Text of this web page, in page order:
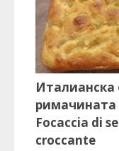
Италианска
римачината
Focaccia di
croccante